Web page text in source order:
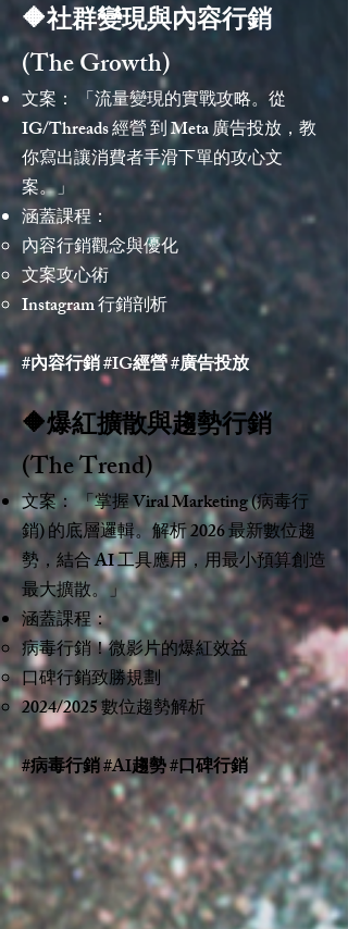
🔶社群變現與內容行銷
(The Growth)
文案： 「流量變現的實戰攻略。從
IG/Threads 經營 到 Meta 廣告投放，教
你寫出讓消費者手滑下單的攻心文
案。」
涵蓋課程：
內容行銷觀念與優化
文案攻心術
Instagram 行銷剖析
#內容行銷 #IG經營 #廣告投放
🔶爆紅擴散與趨勢行銷
(The Trend)
文案： 「掌握 Viral Marketing (病毒行
銷) 的底層邏輯。解析 2026 最新數位趨
勢，結合 AI 工具應用，用最小預算創造
最大擴散。」
涵蓋課程：
病毒行銷！微影片的爆紅效益
口碑行銷致勝規劃
2024/2025 數位趨勢解析
#病毒行銷 #AI趨勢 #口碑行銷